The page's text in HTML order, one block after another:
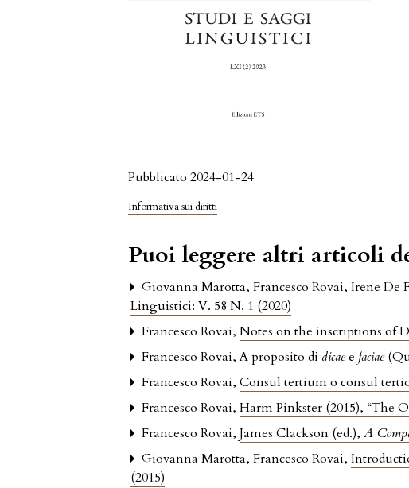
Pubblicato 2024-01-24
Informativa sui diritti
Puoi leggere altri articoli
Giovanna Marotta, Francesco Rovai, Irene
Linguistici: V. 58 N. 1 (2020)
Francesco Rovai,Notes on the inscriptions of
Francesco Rovai,A proposito di dicaeefaciae
Francesco Rovai,Consul tertium o consul
Francesco Rovai,Harm Pinkster (2015), “The
Francesco Rovai,James Clackson (ed.),A
Giovanna Marotta, Francesco Rovai,
(2015)